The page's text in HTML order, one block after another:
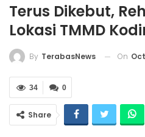
Terus Dikebut,
Lokasi TMMD
By TerabasNews On
0
34
Share